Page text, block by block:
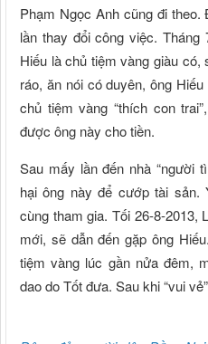
Phạm Ngọc Anh cũng đi
lần thay đổi công việc.
Hiếu là chủ tiệm vàng giàu
ráo, ăn nói có duyên, ông
chủ tiệm vàng “thích con
được ông này cho tiền.
Sau mấy lần đến nhà “người
hại ông này để cướp tài
cùng tham gia. Tối 26-8-2013,
mới, sẽ dẫn đến gặp ông
tiệm vàng lúc gần nửa đêm,
dao do Tốt đưa. Sau khi “vui